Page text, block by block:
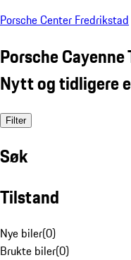
Porsche Center Fredrikstad
Porsche Cayenne
Nytt og tidligere
Filter
Søk
Tilstand
Nye biler(0)
Brukte biler(0)